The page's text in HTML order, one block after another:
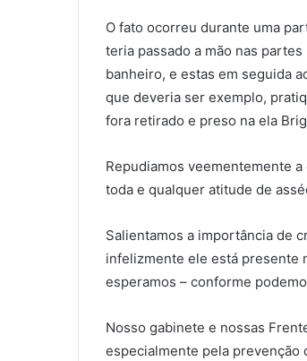
O fato ocorreu durante uma
teria passado a mão nas
banheiro, e estas em seguida
que deveria ser exemplo,
fora retirado e preso na ela
Repudiamos veementemente
toda e qualquer atitude de
Salientamos a importância de
infelizmente ele está presente
esperamos – conforme
Nosso gabinete e nossas
especialmente pela prevenção